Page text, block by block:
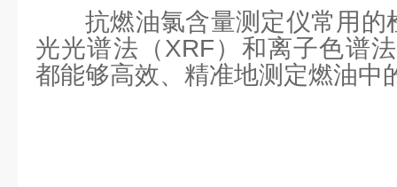
抗燃油氯含量测定仪常用
光光谱法（XRF）和离子色谱
都能够高效、精准地测定燃油中